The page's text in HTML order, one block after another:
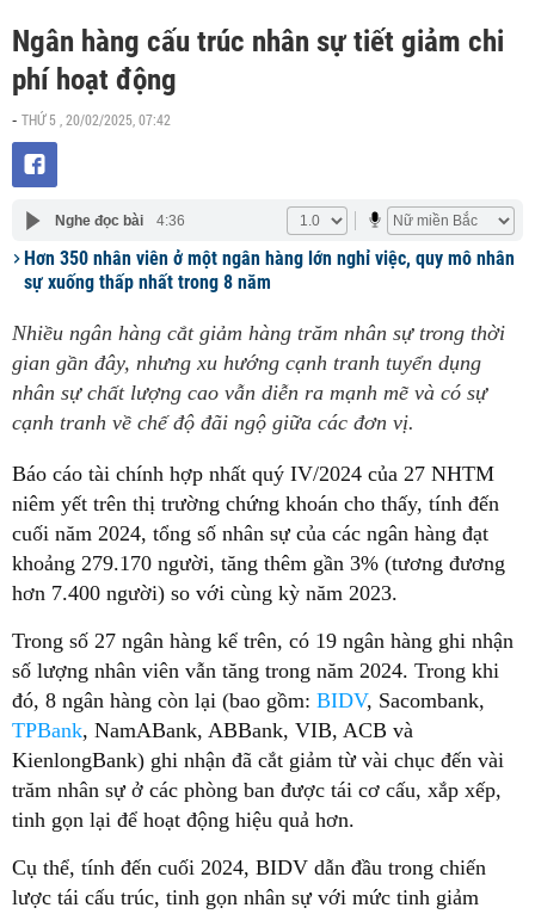
Ngân hàng cấu trúc nhân sự tiết giảm chi
phí hoạt động
- THỨ 5 , 20/02/2025, 07:42
Nghe đọc bài 4:36
Hơn 350 nhân viên ở một ngân hàng lớn nghỉ việc, quy mô nhân
sự xuống thấp nhất trong 8 năm
Nhiều ngân hàng cắt giảm hàng trăm nhân sự trong thời
gian gần đây, nhưng xu hướng cạnh tranh tuyển dụng
nhân sự chất lượng cao vẫn diễn ra mạnh mẽ và có sự
cạnh tranh về chế độ đãi ngộ giữa các đơn vị.
Báo cáo tài chính hợp nhất quý IV/2024 của 27 NHTM
niêm yết trên thị trường chứng khoán cho thấy, tính đến
cuối năm 2024, tổng số nhân sự của các ngân hàng đạt
khoảng 279.170 người, tăng thêm gần 3% (tương đương
hơn 7.400 người) so với cùng kỳ năm 2023.
Trong số 27 ngân hàng kể trên, có 19 ngân hàng ghi nhận
số lượng nhân viên vẫn tăng trong năm 2024. Trong khi
đó, 8 ngân hàng còn lại (bao gồm: BIDV, Sacombank,
TPBank, NamABank, ABBank, VIB, ACB và
KienlongBank) ghi nhận đã cắt giảm từ vài chục đến vài
trăm nhân sự ở các phòng ban được tái cơ cấu, xắp xếp,
tinh gọn lại để hoạt động hiệu quả hơn.
Cụ thể, tính đến cuối 2024, BIDV dẫn đầu trong chiến
lược tái cấu trúc, tinh gọn nhân sự với mức tinh giảm